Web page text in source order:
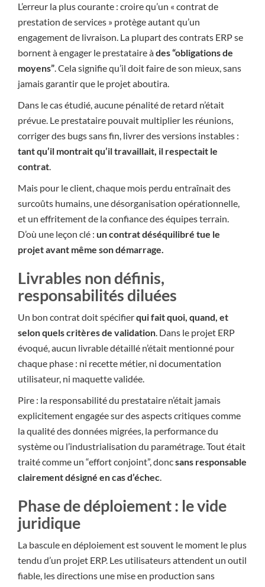
L’erreur la plus courante : croire qu’un « contrat de
prestation de services » protège autant qu’un
engagement de livraison. La plupart des contrats ERP se
bornent à engager le prestataire àdes “obligations de
moyens”. Cela signifie qu’il doit faire de son mieux, sans
jamais garantir que le projet aboutira.
Dans le cas étudié, aucune pénalité de retard n’était
prévue. Le prestataire pouvait multiplier les réunions,
corriger des bugs sans fin, livrer des versions instables :
tant qu’il montrait qu’il travaillait, il respectait le
contrat.
Mais pour le client, chaque mois perdu entraînait des
surcoûts humains, une désorganisation opérationnelle,
et un effritement de la confiance des équipes terrain.
D’où une leçon clé : un contrat déséquilibré tue le
projet avant même son démarrage.
Livrables non définis,
responsabilités diluées
Un bon contrat doit spécifierqui fait quoi, quand, et
selon quels critères de validation. Dans le projet ERP
évoqué, aucun livrable détaillé n’était mentionné pour
chaque phase : ni recette métier, ni documentation
utilisateur, ni maquette validée.
Pire : la responsabilité du prestataire n’était jamais
explicitement engagée sur des aspects critiques comme
la qualité des données migrées, la performance du
système ou l’industrialisation du paramétrage. Tout était
traité comme un “effort conjoint”, doncsans responsable
clairement désigné en cas d’échec.
Phase de déploiement : le vide
juridique
La bascule en déploiement est souvent le moment le plus
tendu d’un projet ERP. Les utilisateurs attendent un outil
fiable, les directions une mise en production sans